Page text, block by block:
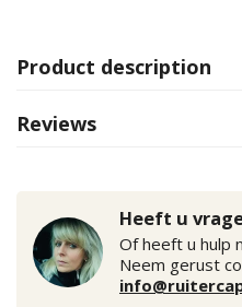
Product description
Reviews
Heeft u
Of heeft u hulp
Neem gerust